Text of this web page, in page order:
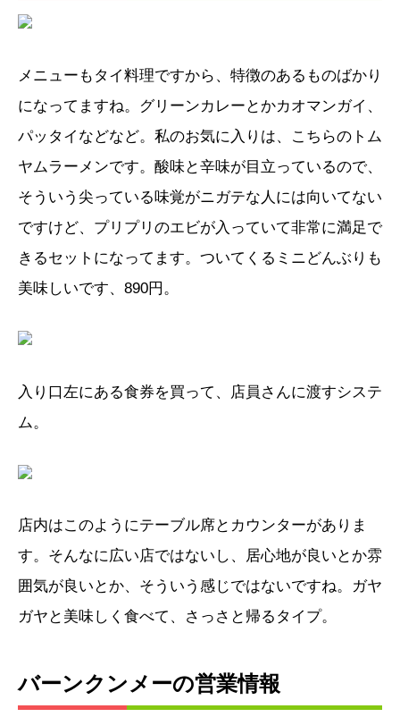
メニューもタイ料理ですから、特徴のあるものばかり
になってますね。グリーンカレーとかカオマンガイ、
パッタイなどなど。私のお気に入りは、こちらのトム
ヤムラーメンです。酸味と辛味が目立っているので、
そういう尖っている味覚がニガテな人には向いてない
ですけど、プリプリのエビが入っていて非常に満足で
きるセットになってます。ついてくるミニどんぶりも
美味しいです、890円。
入り口左にある食券を買って、店員さんに渡すシステ
ム。
店内はこのようにテーブル席とカウンターがありま
す。そんなに広い店ではないし、居心地が良いとか雰
囲気が良いとか、そういう感じではないですね。ガヤ
ガヤと美味しく食べて、さっさと帰るタイプ。
バーンクンメーの営業情報